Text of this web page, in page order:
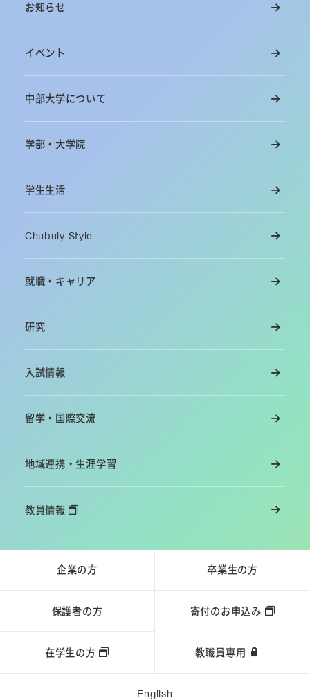
お知らせ
イベント
中部大学について
学部・大学院
学生生活
Chubuly Style
就職・キャリア
研究
入試情報
留学・国際交流
地域連携・生涯学習
教員情報
企業の方 卒業生の方
保護者の方 寄付のお申込み
在学生の方 教職員専用
English